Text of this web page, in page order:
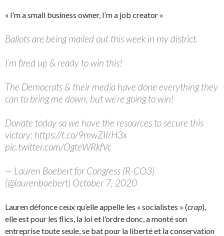
« I’m a small business owner, I’m a job creator »
Ballots are being mailed out this week in my district.
I’m fired up & ready to win this!
The Democrats & their media have done everything they
can to bring me down, but we’re going to win!
Donate today so we have the resources to secure this
victory: https://t.co/9mwZIIrH3x
pic.twitter.com/OgteWRkfVc
— Lauren Boebert for Congress (R-CO3)
(@laurenboebert) October 7, 2020
Lauren défonce ceux qu’elle appelle les « socialistes » (crap),
elle est pour les flics, la loi et l’ordre donc, a monté son
entreprise toute seule, se bat pour la liberté et la conservation